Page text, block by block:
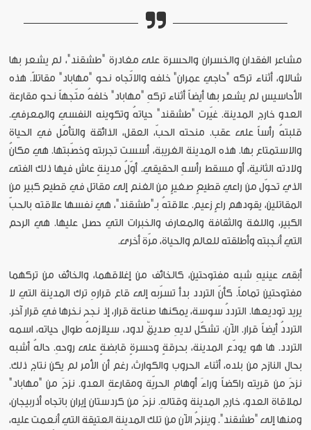
مشاعر الفقدان والخسران والحسرة على مغادرة "طشقند"، لم يشعر بها
شالاو، أثناء تركه "حاجي عمران" خلفه والاتّجاه نحو "مهاباد" مقاتلاً. هذه
الأحاسيس لم يشعر بها أيضاً أثناء تركهِ "مهاباد" خلفهُ متّجهاً نحو مقارعة
العدو خارج المدينة. غيّرت "طشقند" حياتهُ وتكوينه النفسي والمعرفي.
قلبتهُ رأساً على عقب. منحته الحبّ، العقل، الذائقة والتأمّل في الحياة
والاستمتاع بها. هذه المدينة الغريبة، أسست تجربته وخصّبتها. هي مكانُ
ولادته الثانية، أو مسقط رأسهِ الحقيقي. أوّلُ مدينةٍ عاش فيها ذلك الفتى
الذي تحوّل من راعي قطيعٍ صغيرٍ من الغنم إلى مقاتل في قطيع كبير من
المقاتلين، يقودهم راعٍ زعيم. علاقتهُ بـ"طشقند"، هي نفسها علاقته بالحبّ
الكبير، واللغة والثقافة والمعارف والخبرات التي حصل عليها. هي الرحم
التي أنجبته وأطلقته للعالم والحياة، مرّة أخرى.
أبقى عينيهِ شبه مفتوحتين، كالخائف من إغلاقهما، والخائف من تركهما
مفتوحتين تماماً. كأنّ التردد بدأ تسرّبه إلى قاع قرارهِ ترك المدينة التي لا
يريد توديعها. الترددُ سوسة، يمكنها صناعة قرار، إذ نجح نخرها في قرار آخر.
الترددُ أيضاً قرار. الآن، تشكّل لديهِ صديقٌ لدود، سيلازمهُ طوال حياته، اسمه
التردد. ها هو يودّع المدينة، بحرقةٍ وحسرةٍ قابضةٍ على روحهِ. حالهُ أشبه
بحال النازح من بلده، أثناء الحروب والكوارث، رغم أن الأمر لم يكن نتاج ذلك.
نزحَ من قريته راكضاً وراءَ أوهامِ الحريّة ومقارعةِ العدو. نزحَ من "مهاباد"
لملاقاة العدو، خارج المدينة وقتالهِ. نزحَ من كردستان إيران باتجاه أذربيجان،
ومنها إلى "طشقند". وينزحُ الآن من تلك المدينة العتيقة التي أنعمت عليه،